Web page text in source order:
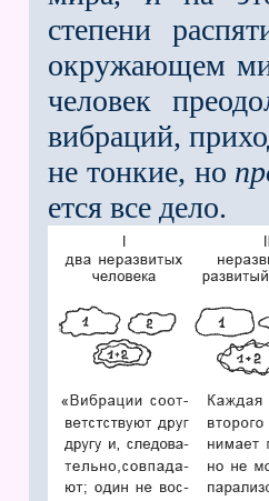
степени
окружающем
человек
вибраций,
не тонкие, но
ется все дело.